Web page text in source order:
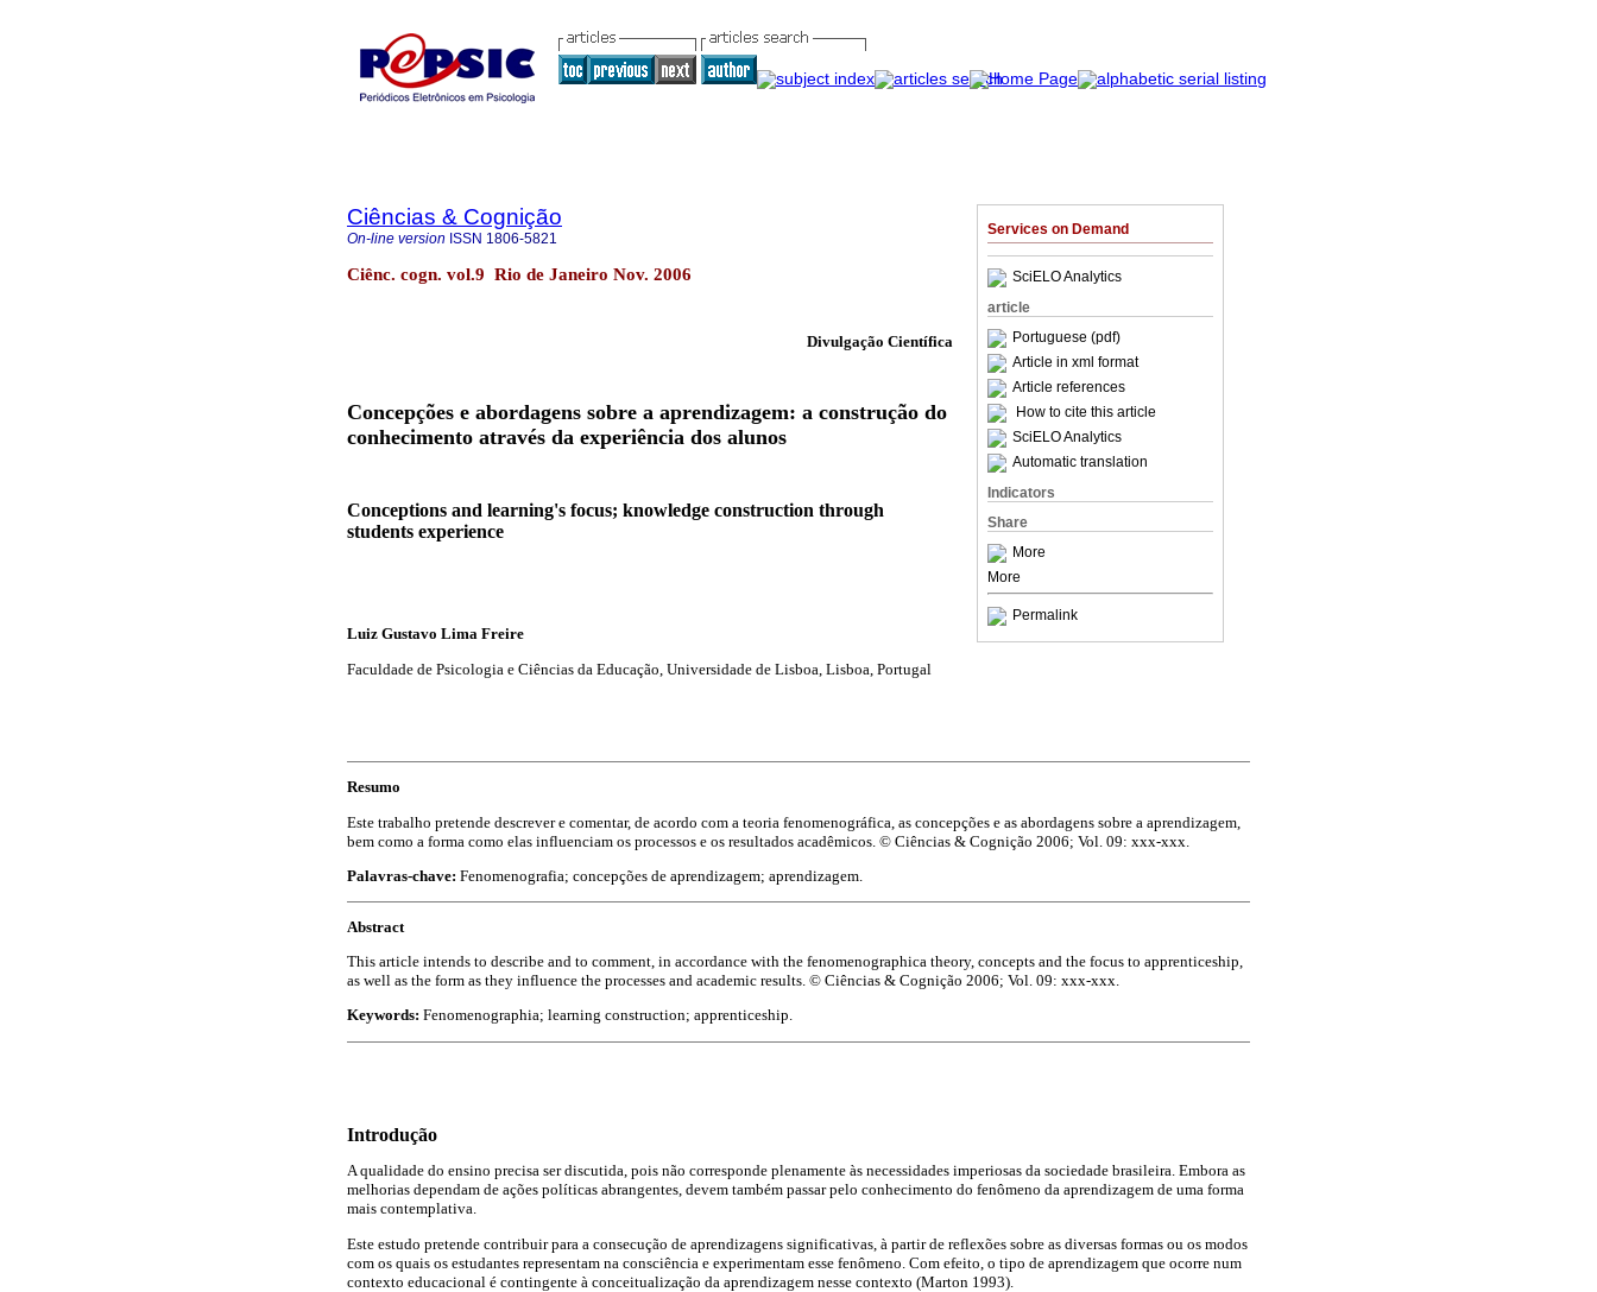
Services on Demand
SciELO Analytics
article
Portuguese (pdf)
Article in xml format
Article references
How to cite this article
SciELO Analytics
Automatic translation
Indicators
Share
More
More
Permalink
Ciências & Cognição
On-line version ISSN 1806-5821
Ciênc. cogn. vol.9 Rio de Janeiro Nov. 2006
Divulgação Científica
Concepções e abordagens sobre a aprendizagem: a construção do
conhecimento através da experiência dos alunos
Conceptions and learning's focus; knowledge construction through
students experience
Luiz Gustavo Lima Freire
Faculdade de Psicologia e Ciências da Educação, Universidade de Lisboa, Lisboa, Portugal
Resumo
Este trabalho pretende descrever e comentar, de acordo com a teoria fenomenográfica, as concepções e as abordagens sobre a aprendizagem,
bem como a forma como elas influenciam os processos e os resultados acadêmicos. © Ciências & Cognição 2006; Vol. 09: xxx-xxx.
Palavras-chave: Fenomenografia; concepções de aprendizagem; aprendizagem.
Abstract
This article intends to describe and to comment, in accordance with the fenomenographica theory, concepts and the focus to apprenticeship,
as well as the form as they influence the processes and academic results. © Ciências & Cognição 2006; Vol. 09: xxx-xxx.
Keywords: Fenomenographia; learning construction; apprenticeship.
Introdução
A qualidade do ensino precisa ser discutida, pois não corresponde plenamente às necessidades imperiosas da sociedade brasileira. Embora as
melhorias dependam de ações políticas abrangentes, devem também passar pelo conhecimento do fenômeno da aprendizagem de uma forma
mais contemplativa.
Este estudo pretende contribuir para a consecução de aprendizagens significativas, à partir de reflexões sobre as diversas formas ou os modos
com os quais os estudantes representam na consciência e experimentam esse fenômeno. Com efeito, o tipo de aprendizagem que ocorre num
contexto educacional é contingente à conceitualização da aprendizagem nesse contexto (Marton 1993).